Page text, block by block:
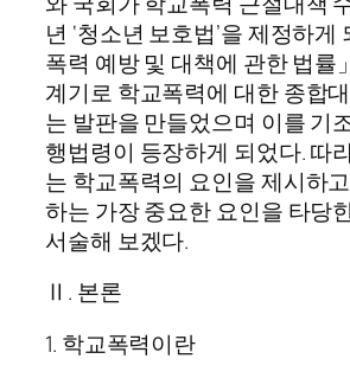
년 ‘청소년 보호법’을 제정하게
폭력 예방 및 대책에 관한 법률
계기로 학교폭력에 대한 종합
는 발판을 만들었으며 이를 기
행법령이 등장하게 되었다. 따
는 학교폭력의 요인을 제시하
하는 가장 중요한 요인을 타당
서술해 보겠다.
Ⅱ. 본론
1. 학교폭력이란